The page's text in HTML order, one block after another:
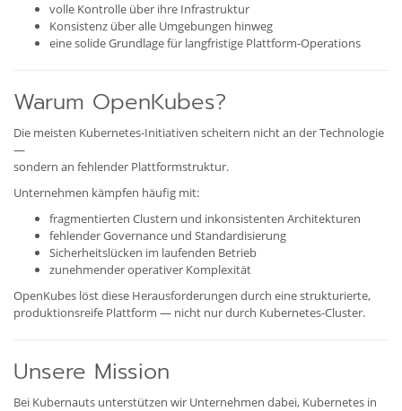
volle Kontrolle über ihre Infrastruktur
Konsistenz über alle Umgebungen hinweg
eine solide Grundlage für langfristige Plattform-Operations
Warum OpenKubes?
Die meisten Kubernetes-Initiativen scheitern nicht an der Technologie
—
sondern an fehlender Plattformstruktur.
Unternehmen kämpfen häufig mit:
fragmentierten Clustern und inkonsistenten Architekturen
fehlender Governance und Standardisierung
Sicherheitslücken im laufenden Betrieb
zunehmender operativer Komplexität
OpenKubes löst diese Herausforderungen durch eine strukturierte,
produktionsreife Plattform — nicht nur durch Kubernetes-Cluster.
Unsere Mission
Bei Kubernauts unterstützen wir Unternehmen dabei, Kubernetes in